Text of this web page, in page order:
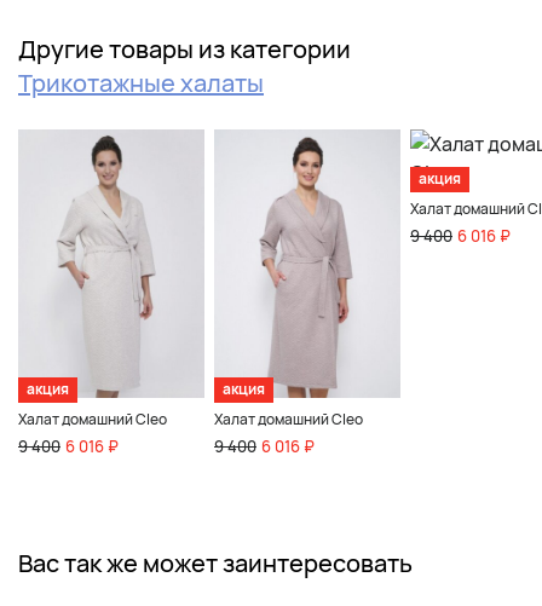
Другие товары из категории
Трикотажные халаты
акция
Халат домашний Cleo
9 400 6 016 ₽
акция
Халат домашний Cleo
9 400 6 016 ₽
акция
Халат домашний
9 400 6 016 ₽
Вас так же может заинтересовать